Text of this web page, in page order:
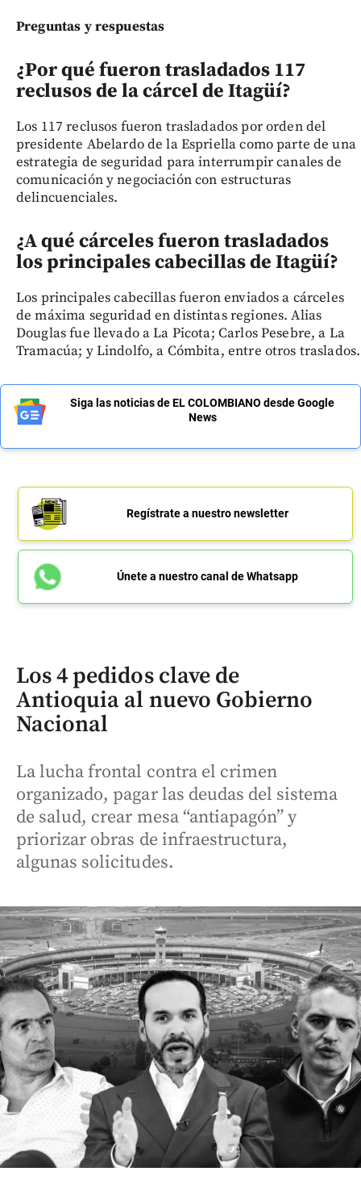
Preguntas y respuestas
¿Por qué fueron trasladados 117
reclusos de la cárcel de Itagüí?
Los 117 reclusos fueron trasladados por orden del
presidente Abelardo de la Espriella como parte de una
estrategia de seguridad para interrumpir canales de
comunicación y negociación con estructuras
delincuenciales.
¿A qué cárceles fueron trasladados
los principales cabecillas de Itagüí?
Los principales cabecillas fueron enviados a cárceles
de máxima seguridad en distintas regiones. Alias
Douglas fue llevado a La Picota; Carlos Pesebre, a La
Tramacúa; y Lindolfo, a Cómbita, entre otros traslados.
Siga las noticias de EL COLOMBIANO desde Google
News
Regístrate a nuestro newsletter
Únete a nuestro canal de Whatsapp
Los 4 pedidos clave de
Antioquia al nuevo Gobierno
Nacional
La lucha frontal contra el crimen
organizado, pagar las deudas del sistema
de salud, crear mesa “antiapagón” y
priorizar obras de infraestructura,
algunas solicitudes.